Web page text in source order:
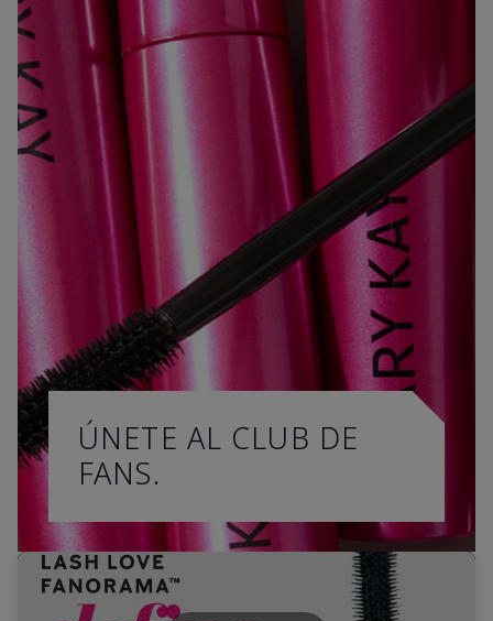
ÚNETE AL CLUB DE
FANS.